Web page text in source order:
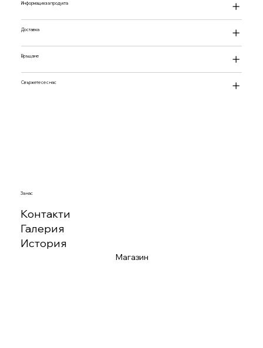
Информация за продукта
Доставка
Връщане
Свържете се с нас
За нас
Контакти
Галерия
История
Магазин